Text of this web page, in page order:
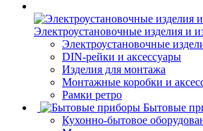
Электроустановочные изделия и
Электроустановочные
DIN-рейки и аксессуары
Изделия для монтажа
Монтажные коробки и
Рамки ретро
Бытовые
Кухонно-бытовое